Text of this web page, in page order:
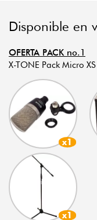
Disponible en
OFERTA PACK no.1
X-TONE Pack Micro
x1
x1